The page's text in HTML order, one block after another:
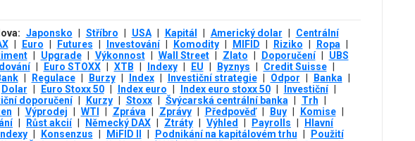
Japonsko Stříbro USA Kapitál Americký dolar
Centrální
Euro Futures Investování Komodity MIFID Riziko Ropa
Upgrade Výkonnost Wall Street Zlato Doporučení
UBS
Euro STOXX XTB Indexy EU Byznys Credit Suisse
Regulace Burzy Index Investiční strategie Odpor Banka
Dolar Euro Stoxx 50 Index euro Index euro stoxx 50 Investiční
doporučení
Kurzy Stoxx Švýcarská centrální banka Trh
Výprodej WTI Zpráva Zprávy Předpověď Buy Komise
Růst akcií Německý DAX Ztráty Výhled Payrolls
Hlavní
Konsenzus MiFID II Podnikání na kapitálovém trhu
Použití